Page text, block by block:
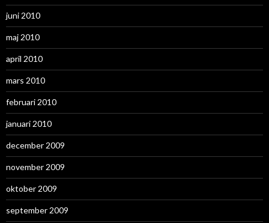
juni 2010
maj 2010
april 2010
mars 2010
februari 2010
januari 2010
december 2009
november 2009
oktober 2009
september 2009